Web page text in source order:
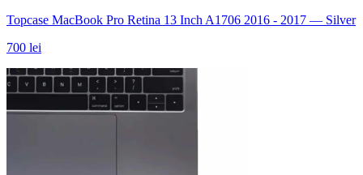
Topcase MacBook Pro Retina 13 Inch A1706 2016 - 2017 — Silver
700 lei